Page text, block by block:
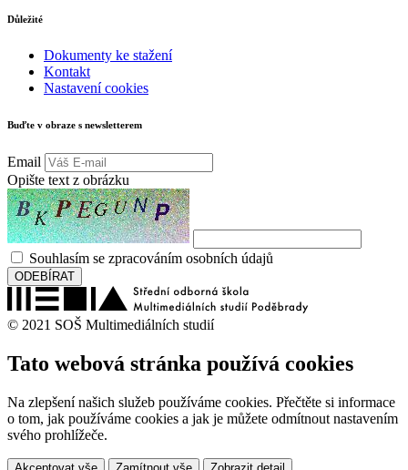
Důležité
Dokumenty ke stažení
Kontakt
Nastavení cookies
Buďte v obraze s newsletterem
Email
Opište text z obrázku
Souhlasím se zpracováním osobních údajů
ODEBÍRAT
© 2021 SOŠ Multimediálních studií
Tato webová stránka používá cookies
Na zlepšení našich služeb používáme cookies. Přečtěte si informace
o tom, jak používáme cookies a jak je můžete odmítnout nastavením
svého prohlížeče.